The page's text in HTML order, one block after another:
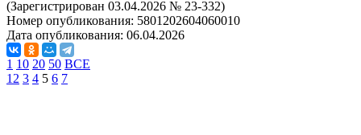
(Зарегистрирован 03.04.2026 № 23-332)
Номер опубликования: 5801202604060010
Дата опубликования: 06.04.2026
1 10 20 50 ВСЕ
1 2 3 4 5 6 7